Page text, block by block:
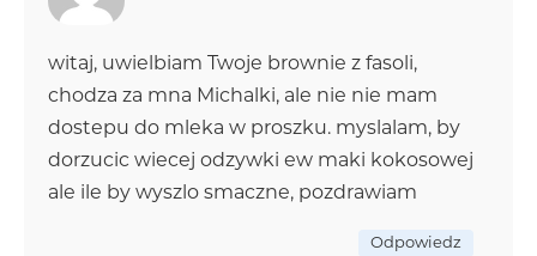
witaj, uwielbiam Twoje brownie z fasoli,
chodza za mna Michalki, ale nie nie mam
dostepu do mleka w proszku. myslalam, by
dorzucic wiecej odzywki ew maki kokosowej
ale ile by wyszlo smaczne, pozdrawiam
Odpowiedz